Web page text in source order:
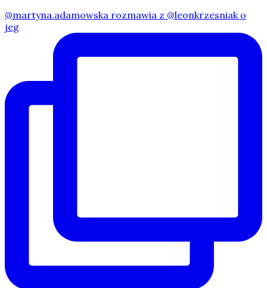
@martyna.adamowska rozmawia z @leonkrzesniak o
jeg